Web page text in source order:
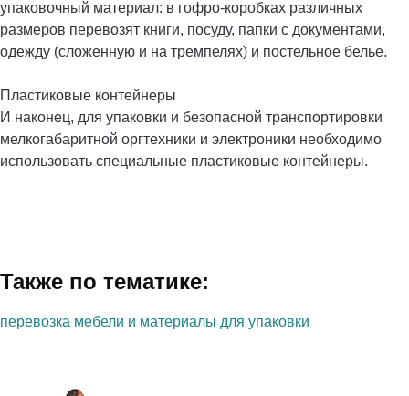
упаковочный материал: в гофро-коробках различных
размеров перевозят книги, посуду, папки с документами,
одежду (сложенную и на тремпелях) и постельное белье.
Пластиковые контейнеры
И наконец, для упаковки и безопасной транспортировки
мелкогабаритной оргтехники и электроники необходимо
использовать специальные пластиковые контейнеры.
Также по тематике:
перевозка мебели и материалы для упаковки